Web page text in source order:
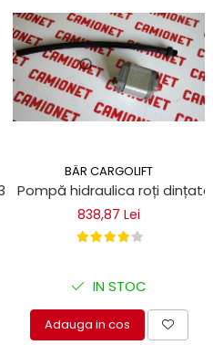
butoane, 7 poli
BÄR CARGOLIFT
Pompă hidraulica roți
838,87 Lei
IN STOC
Adauga in cos